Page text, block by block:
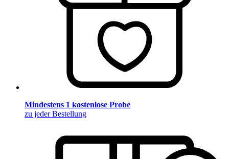
Mindestens 1 kostenlose Probe
zu jeder Bestellung